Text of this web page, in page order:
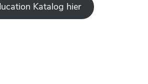
Katalog hier